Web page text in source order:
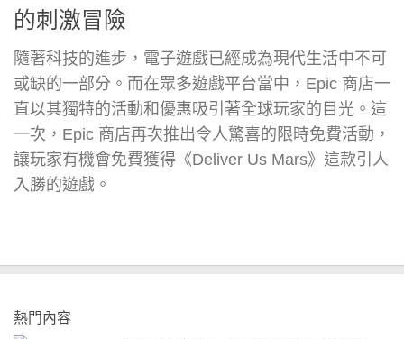
的刺激冒險
隨著科技的進步，電子遊戲已經成為現代生活中不可
或缺的一部分。而在眾多遊戲平台當中，Epic 商店一
直以其獨特的活動和優惠吸引著全球玩家的目光。這
一次，Epic 商店再次推出令人驚喜的限時免費活動，
讓玩家有機會免費獲得《Deliver Us Mars》這款引人
入勝的遊戲。
熱門內容